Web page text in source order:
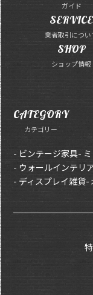
ガイド
SERVICE
業者取引につい
SHOP
ショップ情報
CATEGORY
カテゴリー
- ビンテージ家具-
- ウォールインテリ
- ディスプレイ雑貨-